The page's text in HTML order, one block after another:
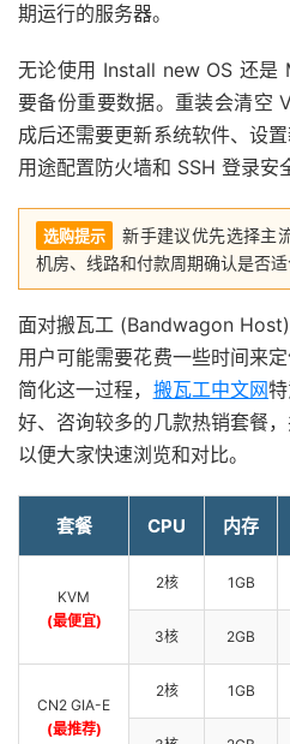
期运行的服务器。
无论使用 Install new OS 还是
要备份重要数据。重装会清空
成后还需要更新系统软件、设
用途配置防火墙和 SSH 登录安
选购提示
新手建议优先选择主
机房、线路和付款周期确认是否适
面对搬瓦工 (Bandwagon Host)
用户可能需要花费一些时间来
简化这一过程， 搬瓦工中文网
好、咨询较多的几款热销套餐
以便大家快速浏览和对比。
套餐 CPU 内存
KVM
(最便宜)
2核 1GB
3核 2GB
CN2 GIA-E
(最推荐)
2核 1GB